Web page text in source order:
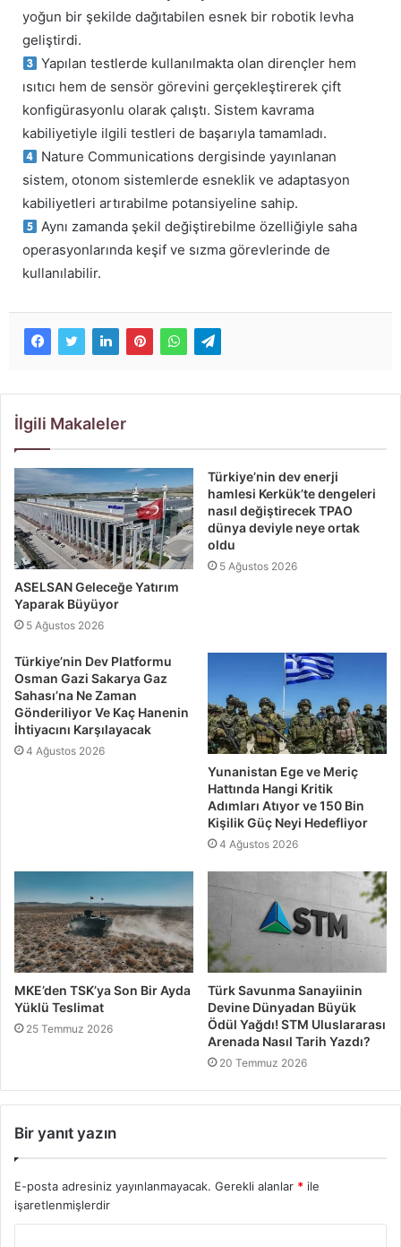
yoğun bir şekilde dağıtabilen esnek bir robotik levha
geliştirdi.
Yapılan testlerde kullanılmakta olan dirençler hem
ısıtıcı hem de sensör görevini gerçekleştirerek çift
konfigürasyonlu olarak çalıştı. Sistem kavrama
kabiliyetiyle ilgili testleri de başarıyla tamamladı.
Nature Communications dergisinde yayınlanan
sistem, otonom sistemlerde esneklik ve adaptasyon
kabiliyetleri artırabilme potansiyeline sahip.
Aynı zamanda şekil değiştirebilme özelliğiyle saha
operasyonlarında keşif ve sızma görevlerinde de
kullanılabilir.
İlgili Makaleler
ASELSAN Geleceğe Yatırım
Yaparak Büyüyor
5 Ağustos 2026
Türkiye’nin dev enerji
hamlesi Kerkük’te dengeleri
nasıl değiştirecek TPAO
dünya deviyle neye ortak
oldu
5 Ağustos 2026
Türkiye’nin Dev Platformu
Osman Gazi Sakarya Gaz
Sahası’na Ne Zaman
Gönderiliyor Ve Kaç Hanenin
İhtiyacını Karşılayacak
4 Ağustos 2026
Yunanistan Ege ve Meriç
Hattında Hangi Kritik
Adımları Atıyor ve 150 Bin
Kişilik Güç Neyi Hedefliyor
4 Ağustos 2026
MKE’den TSK’ya Son Bir Ayda
Yüklü Teslimat
25 Temmuz 2026
Türk Savunma Sanayiinin
Devine Dünyadan Büyük
Ödül Yağdı! STM Uluslararası
Arenada Nasıl Tarih Yazdı?
20 Temmuz 2026
Bir yanıt yazın
E-posta adresiniz yayınlanmayacak. Gerekli alanlar * ile
işaretlenmişlerdir